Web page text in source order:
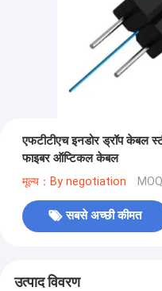
एफटीटीएच इनडोर ड्रॉप केबल
फाइबर ऑप्टिकल केबल
मूल्य：By negotiation
सबसे अच्छी कीमत
उत्पाद विवरण